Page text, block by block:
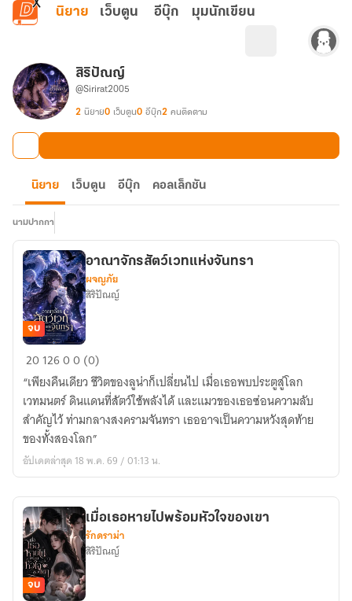
ข้ามไปยังเนื้อหาหลัก
นิยาย เว็บตูน อีบุ๊ก มุมนักเขียน
สิริปัณญ์
@Sirirat2005
2 นิยาย0 เว็บตูน0 อีบุ๊ก2 คนติดตาม
นิยาย เว็บตูน อีบุ๊ก คอลเล็กชัน
นามปากกา
อาณาจักร
สัตว์
เวท
แห่ง
จันทรา
จบ
อาณาจักรสัตว์เวทแห่งจันทรา
ผจญภัย
สิริปัณญ์
2012600 (0)
“เพียงคืนเดียว ชีวิตของลูน่าก็เปลี่ยนไป เมื่อเธอพบประตูสู่โลก
เวทมนตร์ ดินแดนที่สัตว์ใช้พลังได้ และแมวของเธอซ่อนความลับ
สำคัญไว้ ท่ามกลางสงครามจันทรา เธออาจเป็นความหวังสุดท้าย
ของทั้งสองโลก”
อัปเดตล่าสุด 18 พ.ค. 69 / 01:13 น.
จบ
เมื่อเธอหายไปพร้อมหัวใจของเขา
รักดราม่า
สิริปัณญ์